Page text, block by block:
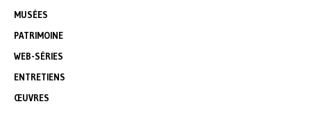
MUSÉES
PATRIMOINE
WEB-SÉRIES
ENTRETIENS
ŒUVRES